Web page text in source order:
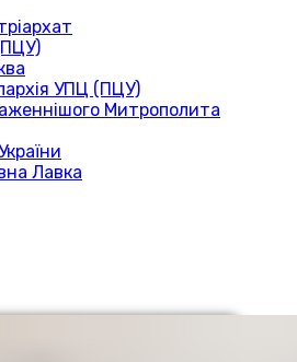
УПЦ (ПЦУ)
Митрополита
Лавка